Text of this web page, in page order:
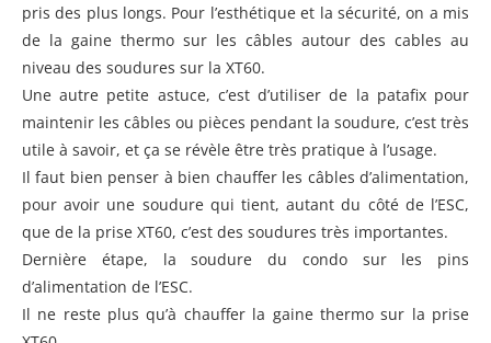
pris des plus longs. Pour l’esthétique et la sécurité, on a mis
de la gaine thermo sur les câbles autour des cables au
niveau des soudures sur la XT60.
Une autre petite astuce, c’est d’utiliser de la patafix pour
maintenir les câbles ou pièces pendant la soudure, c’est très
utile à savoir, et ça se révèle être très pratique à l’usage.
Il faut bien penser à bien chauffer les câbles d’alimentation,
pour avoir une soudure qui tient, autant du côté de l’ESC,
que de la prise XT60, c’est des soudures très importantes.
Dernière étape, la soudure du condo sur les pins
d’alimentation de l’ESC.
Il ne reste plus qu’à chauffer la gaine thermo sur la prise